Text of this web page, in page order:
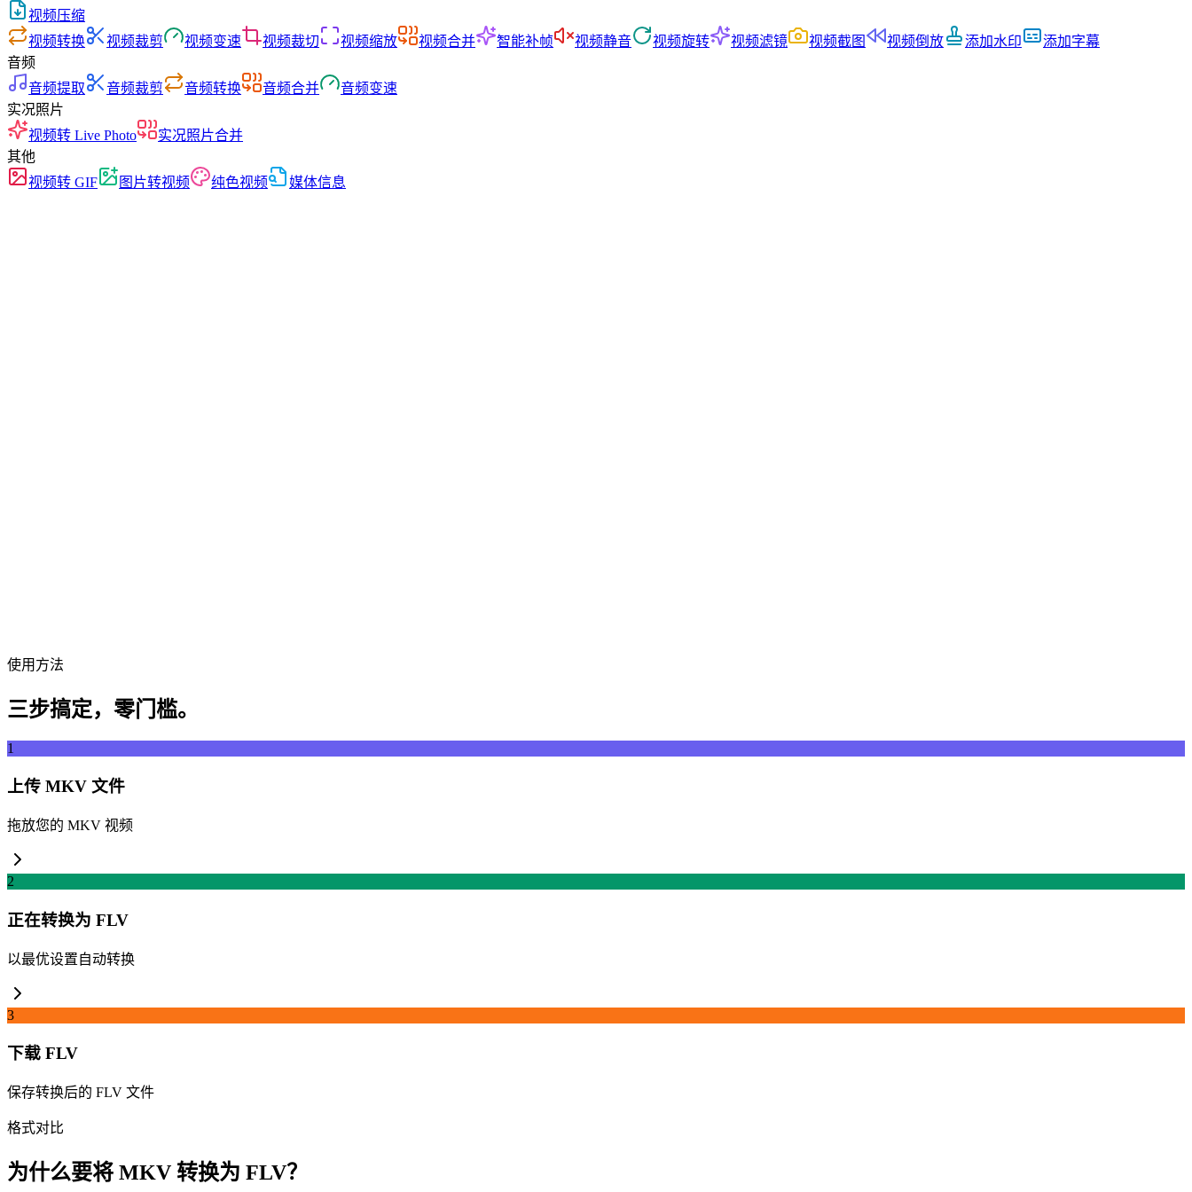
视频压缩
视频转换
视频裁剪 视频变速 视频裁切 视频缩放 视频合并 智能补帧 视频静音 视频旋转 视频滤镜 视频截图 视频倒放 添加水印
添加字幕
音频
音频提取
音频裁剪 音频转换 音频合并
音频变速
实况照片
视频转 Live Photo
实况照片合并
其他
视频转 GIF
图片转视频 纯色视频 媒体信息
使用方法
三步搞定，零门槛。
1
上传 MKV 文件
拖放您的 MKV 视频
2
正在转换为 FLV
以最优设置自动转换
3
下载 FLV
保存转换后的 FLV 文件
格式对比
为什么要将 MKV 转换为 FLV？